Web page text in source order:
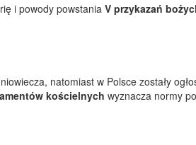
i powody powstania V przykazań
natomiast w Polsce zostały
kościelnych wyznacza normy